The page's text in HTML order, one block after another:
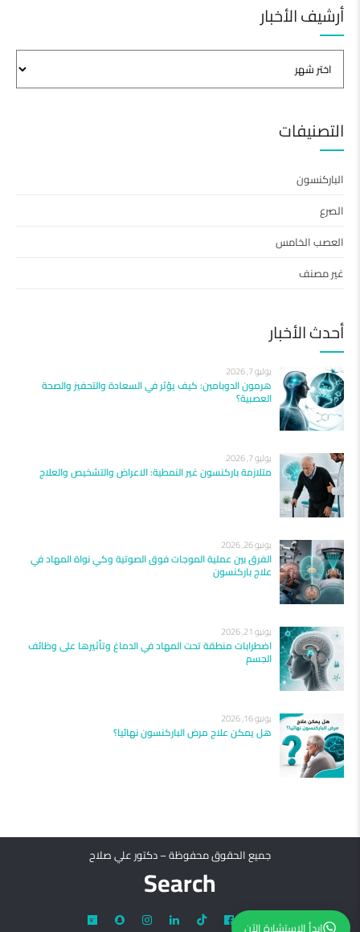
أرشيف الأخبار
التصنيفات
الباركنسون
الصرع
العصب الخامس
غير مصنف
أحدث الأخبار
يوليو 7, 2026
هرمون الدوبامين: كيف يؤثر في السعادة والتحفيز والصحة
العصبية؟
يوليو 7, 2026
متلازمة باركنسون غير النمطية: الاعراض والتشخيص والعلاج
يونيو 26, 2026
الفرق بين عملية الموجات فوق الصوتية وكي نواة المهاد في
علاج باركنسون
يونيو 21, 2026
اضطرابات منطقة تحت المهاد في الدماغ وتأثيرها على وظائف
الجسم
يونيو 16, 2026
هل يمكن علاج مرض الباركنسون نهائيا؟
جميع الحقوق محفوظة – دكتور علي صلاح
Search
ابدأ الاستشارة الآن